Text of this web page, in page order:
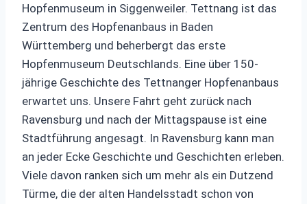
Hopfenmuseum in Siggenweiler. Tettnang ist das
Zentrum des Hopfenanbaus in Baden
Württemberg und beherbergt das erste
Hopfenmuseum Deutschlands. Eine über 150-
jährige Geschichte des Tettnanger Hopfenanbaus
erwartet uns. Unsere Fahrt geht zurück nach
Ravensburg und nach der Mittagspause ist eine
Stadtführung angesagt. In Ravensburg kann man
an jeder Ecke Geschichte und Geschichten erleben.
Viele davon ranken sich um mehr als ein Dutzend
Türme, die der alten Handelsstadt schon von